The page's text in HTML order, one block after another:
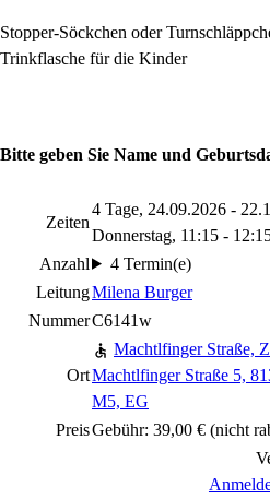
Stopper-Söckchen oder
Trinkflasche für die Kinder
Bitte geben Sie Name und
Zeiten
4 Tage, 24.09.2026 -
Donnerstag, 11:15 -
Anzahl
4 Termin(e)
LeitungMilena Burger
NummerC6141w
Ort
Machtlfinger Straße,
Machtlfinger Straße 5,
M5, EG
PreisGebühr: 39,00 € (nicht